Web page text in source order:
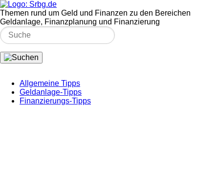
Themen rund um Geld und Finanzen zu den Bereichen
Geldanlage, Finanzplanung und Finanzierung
Allgemeine Tipps
Geldanlage-Tipps
Finanzierungs-Tipps